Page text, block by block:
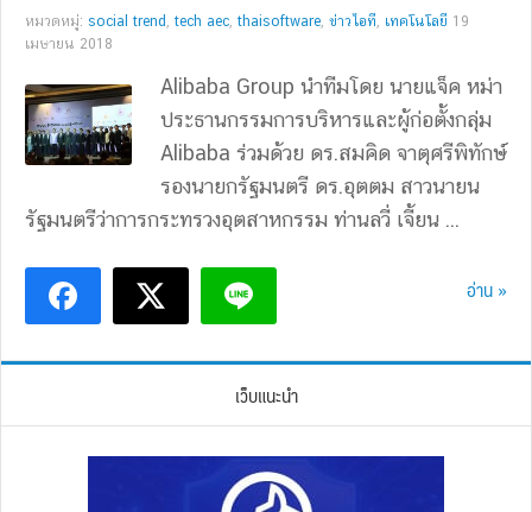
หมวดหมู่: social trend ,tech aec,thaisoftware, ข่าวไอที, เทคโนโลยี 19
เมษายน 2018
Alibaba Group นำทีมโดย นายแจ็ค หม่า
ประธานกรรมการบริหารและผู้ก่อตั้งกลุ่ม
Alibaba ร่วมด้วย ดร.สมคิด จาตุศรีพิทักษ์
รองนายกรัฐมนตรี ดร.อุตตม สาวนายน
รัฐมนตรีว่าการกระทรวงอุตสาหกรรม ท่านลวี่ เจี้ยน ...
อ่าน »
เว็บแนะนำ